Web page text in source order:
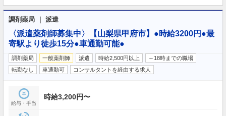
調剤薬局 ｜ 派遣
〈派遣薬剤師募集中〉【山梨県甲府市】●時給3200円●最
寄駅より徒歩15分●車通勤可能●
調剤薬局 一般薬剤師 派遣 時給2,500円以上
～18時までの職場
転勤なし
車通勤可 コンサルタントを経由する求人
給与・手当
時給3,200円〜